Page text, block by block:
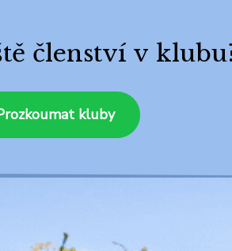
členství v
kluby